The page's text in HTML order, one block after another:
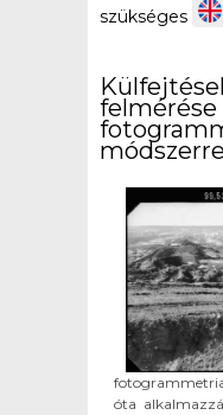
szükséges
módszerrel
óta